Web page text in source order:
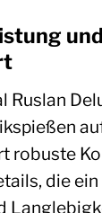
und
Ruslan
robuste
die